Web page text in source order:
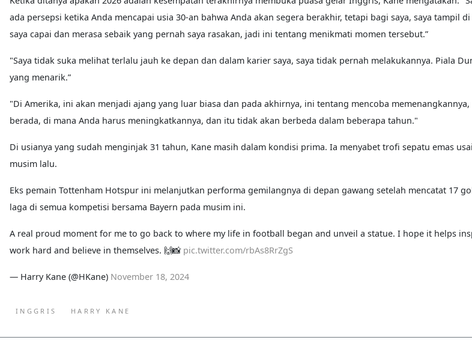
ada persepsi ketika Anda mencapai usia 30-an bahwa Anda akan segera berakhir, tetapi bagi saya, saya tampil
saya capai dan merasa sebaik yang pernah saya rasakan, jadi ini tentang menikmati momen tersebut.”
"Saya tidak suka melihat terlalu jauh ke depan dan dalam karier saya, saya tidak pernah melakukannya. Piala
yang menarik.”
"Di Amerika, ini akan menjadi ajang yang luar biasa dan pada akhirnya, ini tentang mencoba
berada, di mana Anda harus meningkatkannya, dan itu tidak akan berbeda dalam beberapa tahun."
Di usianya yang sudah menginjak 31 tahun, Kane masih dalam kondisi prima. Ia menyabet trofi sepatu emas
musim lalu.
Eks pemain Tottenham Hotspur ini melanjutkan performa gemilangnya di depan gawang setelah mencatat 17
laga di semua kompetisi bersama Bayern pada musim ini.
A real proud moment for me to go back to where my life in football began and unveil a statue. I hope it helps
work hard and believe in themselves. 🙌📸 pic.twitter.com/rbAs8RrZgS
— Harry Kane (@HKane) November 18, 2024
INGGRIS HARRY KANE